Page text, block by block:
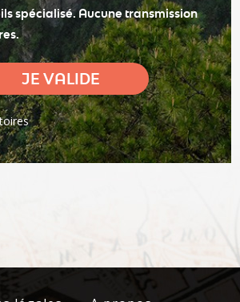
spécialisé. Aucune transmission